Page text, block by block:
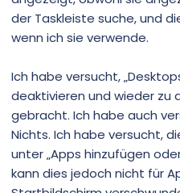
der Taskleiste suche, und
wenn ich sie verwende.
Ich habe versucht,
deaktivieren und wieder zu
gebracht. Ich habe auch
Nichts. Ich habe versucht,
unter „Apps hinzufügen
kann dies jedoch nicht für